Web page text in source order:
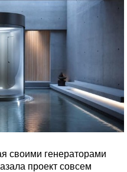
своими генераторами
проект совсем